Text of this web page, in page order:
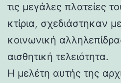
τις μεγάλες πλατείες
κτίρια, σχεδιάστηκαν
κοινωνική
αισθητική τελειότητα.
Η μελέτη αυτής της